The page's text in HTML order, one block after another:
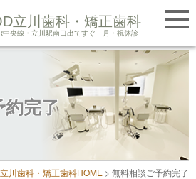
立川歯科・矯正歯科
中央線・立川駅南口出てすぐ 月・祝休診
LINE友だち追加
完了
川歯科・矯正歯科HOME > 無料相談ご予約完了